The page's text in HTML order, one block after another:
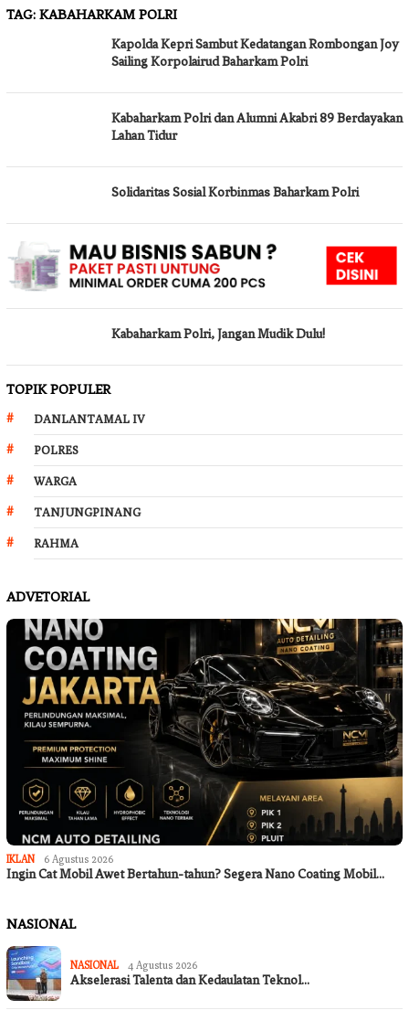
TAG: KABAHARKAM POLRI
Kapolda Kepri Sambut Kedatangan Rombongan Joy
Sailing Korpolairud Baharkam Polri
Kabaharkam Polri dan Alumni Akabri 89 Berdayakan
Lahan Tidur
Solidaritas Sosial Korbinmas Baharkam Polri
Kabaharkam Polri, Jangan Mudik Dulu!
TOPIK POPULER
DANLANTAMAL IV
POLRES
WARGA
TANJUNGPINANG
RAHMA
ADVETORIAL
IKLAN 6 Agustus 2026
Ingin Cat Mobil Awet Bertahun-tahun? Segera Nano Coating Mobil…
NASIONAL
NASIONAL 4 Agustus 2026
Akselerasi Talenta dan Kedaulatan Teknol…